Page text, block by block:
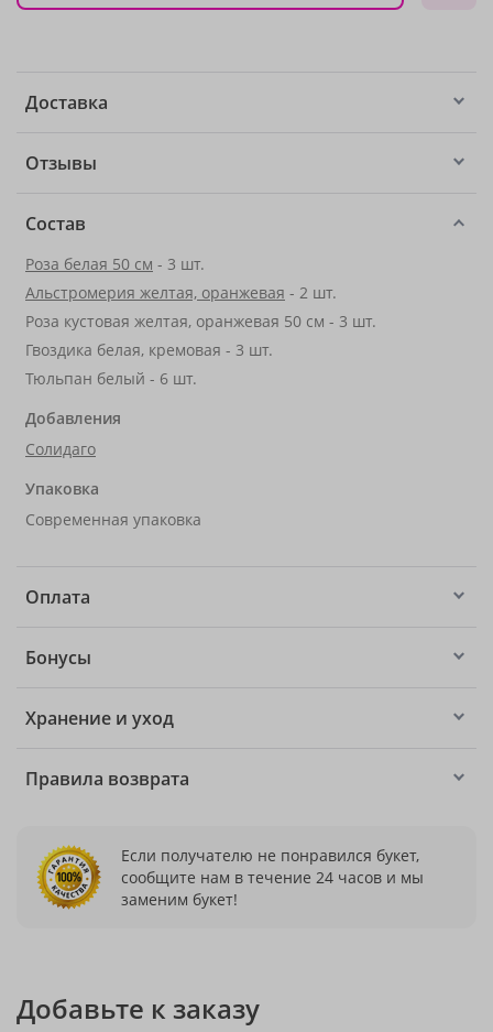
Доставка
Отзывы
Состав
Роза белая 50 см - 3 шт.
Альстромерия желтая, оранжевая - 2 шт.
Роза кустовая желтая, оранжевая 50 см - 3 шт.
Гвоздика белая, кремовая - 3 шт.
Тюльпан белый - 6 шт.
Добавления
Солидаго
Упаковка
Современная упаковка
Оплата
Бонусы
Хранение и уход
Правила возврата
Если получателю не понравился букет,
сообщите нам в течение 24 часов и мы
заменим букет!
Добавьте к заказу